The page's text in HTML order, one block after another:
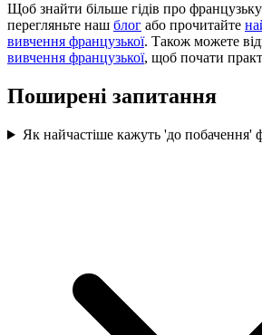
Щоб знайти більше гідів про
перегляньте наш блог або прочитайте
вивчення французької. Також можете
вивчення французької, щоб почати
Поширені запитання
Як найчастіше кажуть 'до побачення'